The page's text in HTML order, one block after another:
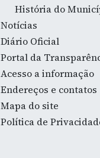
História do
Notícias
Diário Oficial
Portal da
Acesso a informação
Endereços e contatos
Mapa do site
Política de